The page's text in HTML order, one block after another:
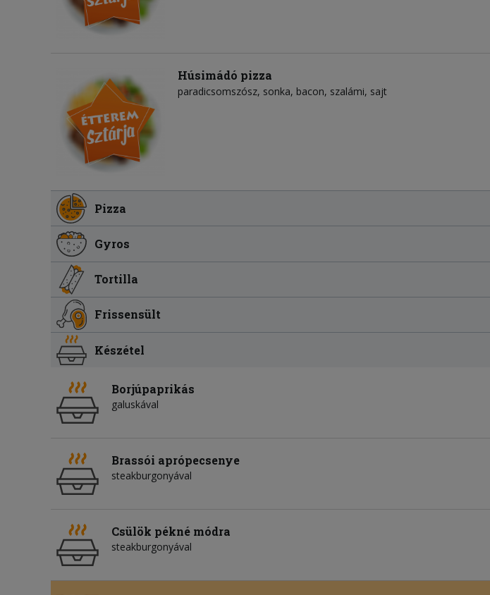
Húsimádó pizza
paradicsomszósz sonka bacon szalámi sajt
Pizza
Gyros
Tortilla
Frissensült
Készétel
Borjúpaprikás
galuskával
Brassói aprópecsenye
steakburgonyával
Csülök pékné módra
steakburgonyával